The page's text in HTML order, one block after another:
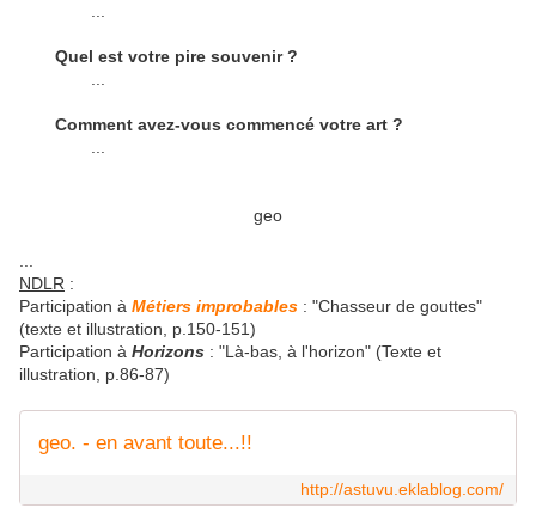
Quel est votre pire souvenir ?
Comment avez-vous commencé votre art ?
geo
NDLR :
Participation à Métiers improbables : "Chasseur de gouttes"
(texte et illustration, p.150-151)
Participation à Horizons : "Là-bas, à l'horizon" (Texte et
illustration, p.86-87)
geo. - en avant toute...!!
http://astuvu.eklablog.com/